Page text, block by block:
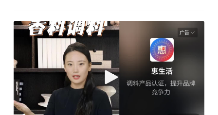
广告